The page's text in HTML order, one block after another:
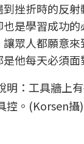
到挫折時的反
也是學習成功
讓眾人都願意
他每天必須面
明：工具牆上
控。(Korsen攝)